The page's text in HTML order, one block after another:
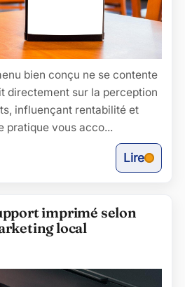
bien conçu ne se contente
directement sur la perception
influençant rentabilité et
pratique vous acco...
Lire
imprimé selon
local